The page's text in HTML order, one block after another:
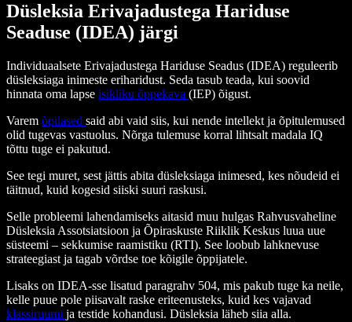
Düsleksia Erivajadustega Hariduse
Seaduse (IDEA) järgi
Individuaalsete Erivajadustega Hariduse Seadus (IDEA) reguleerib
düsleksiaga inimeste eriharidust. Seda tasub teada, kui soovid
hinnata oma lapse isikliku õppekava (IEP) õigust.
Varem õpilased said abi vaid siis, kui nende intellekt ja õpitulemused
olid tugevas vastuolus. Nõrga tulemuse korral lihtsalt madala IQ
tõttu tuge ei pakutud.
See tegi muret, sest jättis abita düsleksiaga inimesed, kes nõudeid ei
täitnud, kuid kogesid siiski suuri raskusi.
Selle probleemi lahendamiseks aitasid muu hulgas Rahvusvaheline
Düsleksia Assotsiatsioon ja Õpiraskuste Riiklik Keskus luua uue
süsteemi – sekkumise raamistiku (RTI). See loobub lahknevuse
strateegiast ja tagab võrdse toe kõigile õppijatele.
Lisaks on IDEA-sse lisatud paragrahv 504, mis pakub tuge ka neile,
kelle puue pole piisavalt raske eriteenusteks, kuid kes vajavad
klassiruumi ja testide kohandusi. Düsleksia läheb siia alla.